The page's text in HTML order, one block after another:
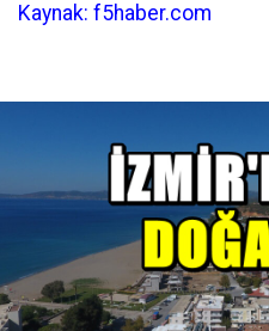
Kaynak: f5haber.com